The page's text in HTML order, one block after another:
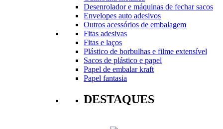
Desenrolador e máquinas de fechar sacos
Envelopes auto adesivos
Outros acessórios de embalagem
Fitas adesivas
Fitas e laços
Plástico de borbulhas e filme extensível
Sacos de plástico e papel
Papel de embalar kraft
Papel fantasia
DESTAQUES